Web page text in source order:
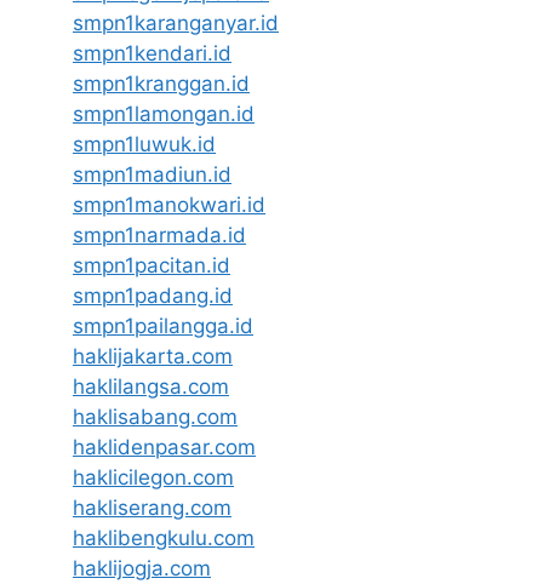
smpn1karanganyar.id
smpn1kendari.id
smpn1kranggan.id
smpn1lamongan.id
smpn1luwuk.id
smpn1madiun.id
smpn1manokwari.id
smpn1narmada.id
smpn1pacitan.id
smpn1padang.id
smpn1pailangga.id
haklijakarta.com
haklilangsa.com
haklisabang.com
haklidenpasar.com
haklicilegon.com
hakliserang.com
haklibengkulu.com
haklijogja.com